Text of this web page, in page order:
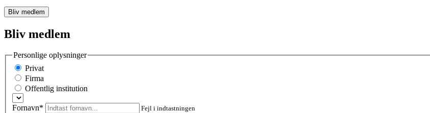
Bliv medlem
Bliv medlem
Personlige oplysninger
Privat
Firma
Offentlig institution
Fornavn* Fejl i indtastningen